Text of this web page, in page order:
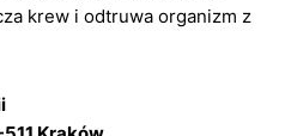
krew i odtruwa organizm z